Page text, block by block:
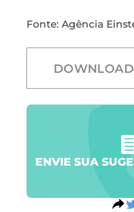
Fonte: Agência
DOWNLOAD
ENVIE SUA